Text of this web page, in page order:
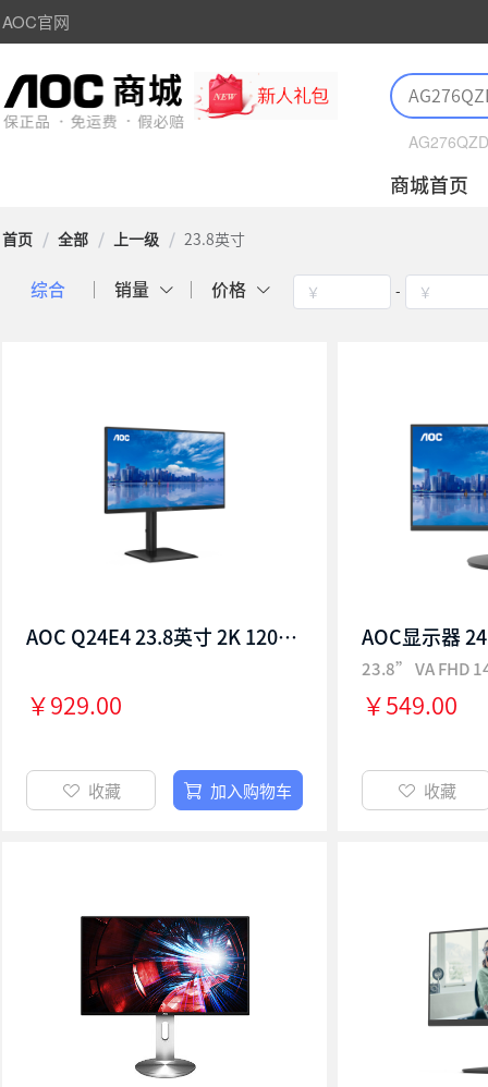
AOC官网
AG276QZD
商城首页
首页 / 全部 / 上一级 / 23.8英寸
综合 销量 价格 ￥ - ￥
AOC Q24E4 23.8英寸 2K 120Hz IPS升降旋转 硬件低蓝光 办公电脑显示屏
￥929.00
收藏 加入购物车
23.8” VA FHD
￥549.00
收藏